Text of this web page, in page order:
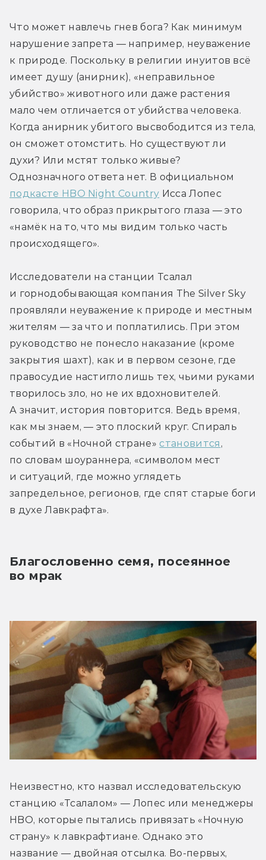
Что может навлечь гнев бога? Как минимум
нарушение запрета — например, неуважение
к природе. Поскольку в религии инуитов всё
имеет душу (анирник), «неправильное
убийство» животного или даже растения
мало чем отличается от убийства человека.
Когда анирник убитого высвободится из тела,
он сможет отомстить. Но существуют ли
духи? Или мстят только живые?
подкасте HBO Night Country Исса Лопес
говорила, что образ прикрытого глаза — это
«намёк на то, что мы видим только часть
происходящего».
Исследователи на станции Тсалал
и горнодобывающая компания The Silver Sky
проявляли неуважение к природе и местным
жителям — за что и поплатились. При этом
руководство не понесло наказание (кроме
закрытия шахт), как и в первом сезоне, где
правосудие настигло лишь тех, чьими руками
творилось зло, но не их вдохновителей.
А значит, история повторится. Ведь время,
как мы знаем, — это плоский круг. Спираль
событий в «Ночной стране» становится ,
по словам шоураннера, «символом мест
и ситуаций, где можно углядеть
запредельное, регионов, где спят старые боги
в духе Лавкрафта».
Благословенно семя, посеянное
во мрак
Неизвестно, кто назвал исследовательскую
станцию «Тсалалом» — Лопес или менеджеры
HBO, которые пытались привязать «Ночную
страну» к лавкрафтиане. Однако это
название — двойная отсылка. Во-первых,